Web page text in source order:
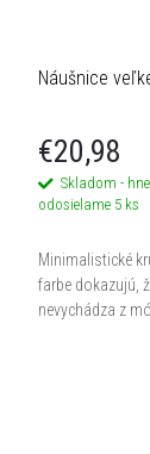
Náušnice
€20,98
Skladom -
odosielame 5 ks
Minimalistické
farbe dokazujú,
nevychádza z
výrazný